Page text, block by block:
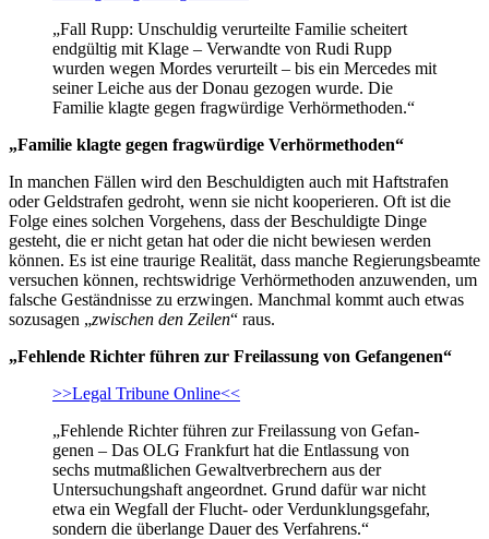
„Fall Rupp: Unschuldig verurteilte Familie scheitert
endgültig mit Klage – Verwandte von Rudi Rupp
wurden wegen Mordes verurteilt – bis ein Mercedes mit
seiner Leiche aus der Donau gezogen wurde. Die
Familie klagte gegen fragwürdige Verhörmethoden.“
„Familie klagte gegen fragwürdige Verhörmethoden“
In manchen Fällen wird den Beschuldigten auch mit Haftstrafen
oder Geldstrafen gedroht, wenn sie nicht kooperieren. Oft ist die
Folge eines solchen Vorgehens, dass der Beschuldigte Dinge
gesteht, die er nicht getan hat oder die nicht bewiesen werden
können. Es ist eine traurige Realität, dass manche Regierungsbeamte
versuchen können, rechtswidrige Verhörmethoden anzuwenden, um
falsche Geständnisse zu erzwingen. Manchmal kommt auch etwas
sozusagen „zwischen den Zeilen“ raus.
„Feh­lende Richter führen zur Frei­las­sung von Gefan­genen“
>>Legal Tribune Online<<
„Feh­lende Richter führen zur Frei­las­sung von Gefan­
genen – Das OLG Frankfurt hat die Entlassung von
sechs mutmaßlichen Gewaltverbrechern aus der
Untersuchungshaft angeordnet. Grund dafür war nicht
etwa ein Wegfall der Flucht- oder Verdunklungsgefahr,
sondern die überlange Dauer des Verfahrens.“